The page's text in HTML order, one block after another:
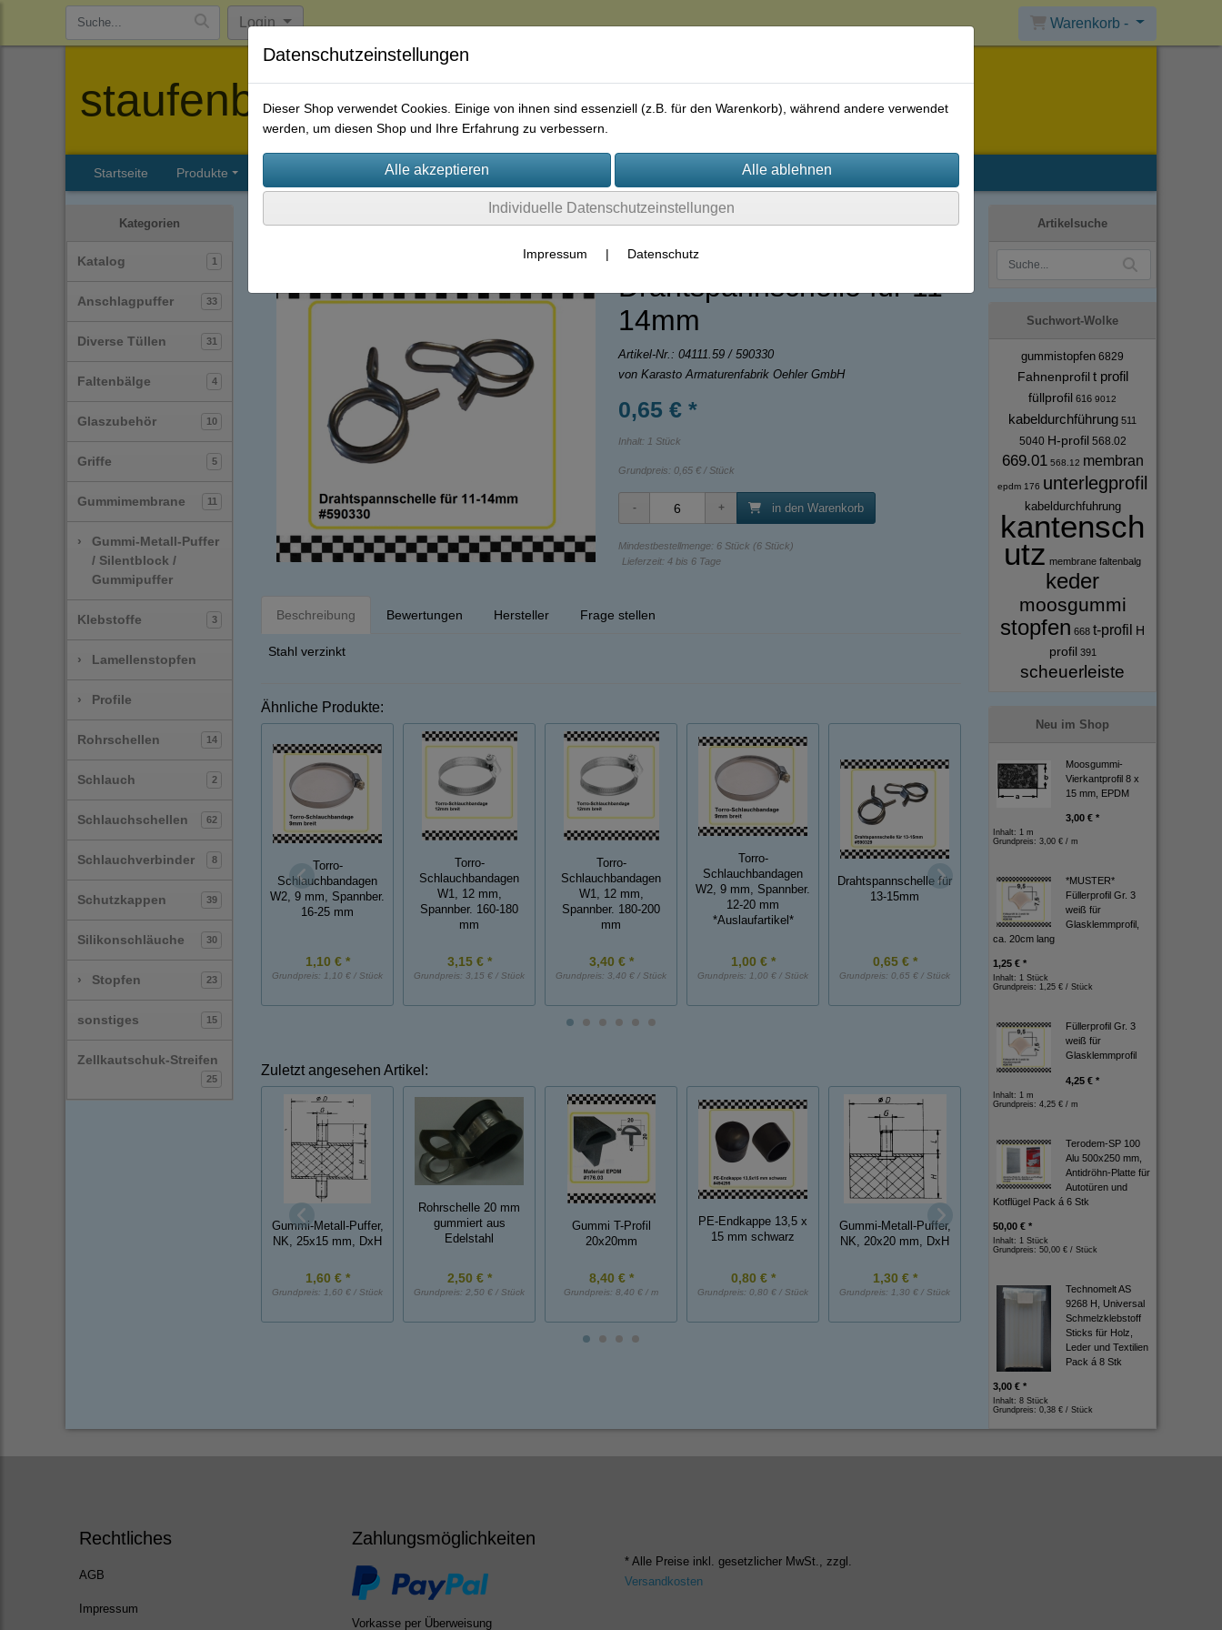
Login Warenkorb -
staufenbiel-berlin
Startseite Produkte Firmenhistorie AGB
Kategorien
Katalog 1
Anschlagpuffer 33
Diverse Tüllen 31
Faltenbälge 4
Glaszubehör 10
Griffe 5
Gummimembrane 11
›
Gummi-Metall-Puffer
/ Silentblock /
Gummipuffer
Klebstoffe 3
› Lamellenstopfen
› Profile
Rohrschellen 14
Schlauch 2
Schlauchschellen 62
Schlauchverbinder 8
Schutzkappen 39
Silikonschläuche 30
› Stopfen 23
sonstiges 15
Zellkautschuk-Streifen
25
Drahtspannschelle für 11-
14mm
Artikel-Nr.: 04111.59 / 590330
von Karasto Armaturenfabrik Oehler GmbH
0,65 € *
Inhalt: 1 Stück
Grundpreis: 0,65 € / Stück
in den Warenkorb
Mindestbestellmenge: 6 Stück (6 Stück)
Lieferzeit: 4 bis 6 Tage
Beschreibung Bewertungen Hersteller Frage stellen
Stahl verzinkt
Ähnliche Produkte:
Torro-
Schlauchbandagen
W2, 9 mm, Spannber.
16-25 mm
1,10 € *
Grundpreis: 1,10 € / Stück
Torro-
Schlauchbandagen
W1, 12 mm,
Spannber. 160-180
mm
3,15 € *
Grundpreis: 3,15 € / Stück
Torro-
Schlauchbandagen
W1, 12 mm,
Spannber. 180-200
mm
3,40 € *
Grundpreis: 3,40 € / Stück
Torro-
Schlauchbandagen
W2, 9 mm, Spannber.
12-20 mm
*Auslaufartikel*
1,00 € *
Grundpreis: 1,00 € / Stück
Drahtspannschelle für
13-15mm
0,65 € *
Grundpreis: 0,65 € / Stück
Schlauchbandagen
W1, 12 mm,
Spannber. 90-110 mm
2,10 € *
Grundpreis:2,10 € / Stück
40 mm 5 mm
Zuletzt angesehen Artikel:
Gummi-Metall-Puffer,
NK, 25x15 mm, DxH
1,60 € *
Grundpreis: 1,60 € / Stück
Rohrschelle 20 mm
gummiert aus
Edelstahl
2,50 € *
Grundpreis: 2,50 € / Stück
Gummi T-Profil
20x20mm
8,40 € *
Grundpreis: 8,40 € / m
PE-Endkappe 13,5 x
15 mm schwarz
0,80 € *
Grundpreis: 0,80 € / Stück
Gummi-Metall-Puffer,
NK, 20x20 mm, DxH
1,30 € *
Grundpreis: 1,30 € / Stück
Durchführungstülle
Grundpreis:0,80 € / Stück Grundpreis:
Artikelsuche
Suchwort-Wolke
gummistopfen 6829
Fahnenprofil t profil
füllprofil 616 9012
kabeldurchführung 511
5040 H-profil 568.02
669.01 568.12 membran
epdm 176 unterlegprofil
kabeldurchfuhrung
kantensch
utz membrane faltenbalg
keder
moosgummi
stopfen 668 t-profil H
profil 391
scheuerleiste
Neu im Shop
Moosgummi-
Vierkantprofil 8 x
15 mm, EPDM
3,00 € *
Inhalt: 1 m
Grundpreis: 3,00 € / m
*MUSTER*
Füllerprofil Gr. 3
weiß für
Glasklemmprofil,
ca. 20cm lang
1,25 € *
Inhalt: 1 Stück
Grundpreis: 1,25 € / Stück
Füllerprofil Gr. 3
weiß für
Glasklemmprofil
4,25 € *
Inhalt: 1 m
Grundpreis: 4,25 € / m
Terodem-SP 100
Alu 500x250 mm,
Antidröhn-Platte für
Autotüren und
Kotflügel Pack á 6 Stk
50,00 € *
Inhalt: 1 Stück
Grundpreis: 50,00 € / Stück
Technomelt AS
9268 H, Universal
Schmelzklebstoff
Sticks für Holz,
Leder und Textilien
Pack á 8 Stk
3,00 € *
Inhalt: 8 Stück
Grundpreis: 0,38 € / Stück
Rechtliches
AGB
Impressum
Zahlungsmöglichkeiten
Vorkasse per Überweisung
* Alle Preise inkl. gesetzlicher MwSt., zzgl.
Versandkosten
Datenschutzeinstellungen
Dieser Shop verwendet Cookies. Einige von ihnen sind essenziell (z.B. für den Warenkorb), während andere verwendet
werden, um diesen Shop und Ihre Erfahrung zu verbessern.
Individuelle Datenschutzeinstellungen
Impressum | Datenschutz